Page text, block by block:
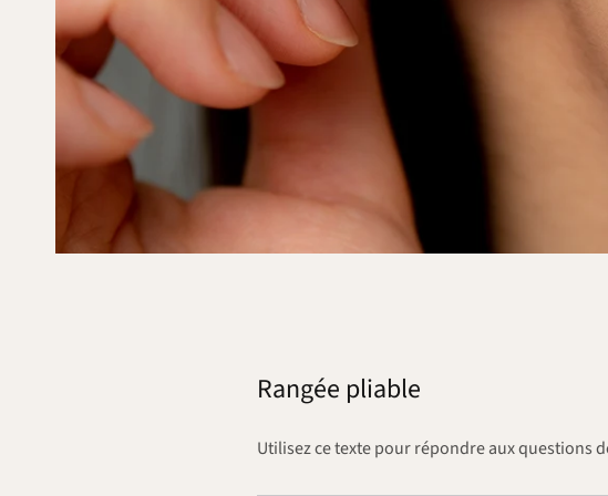
Rangée pliable
Utilisez ce texte pour répondre aux questions